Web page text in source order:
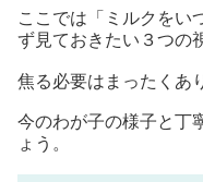
ここでは「ミルクをい
ず見ておきたい３つの
焦る必要はまったくあ
今のわが子の様子と丁
ょう。